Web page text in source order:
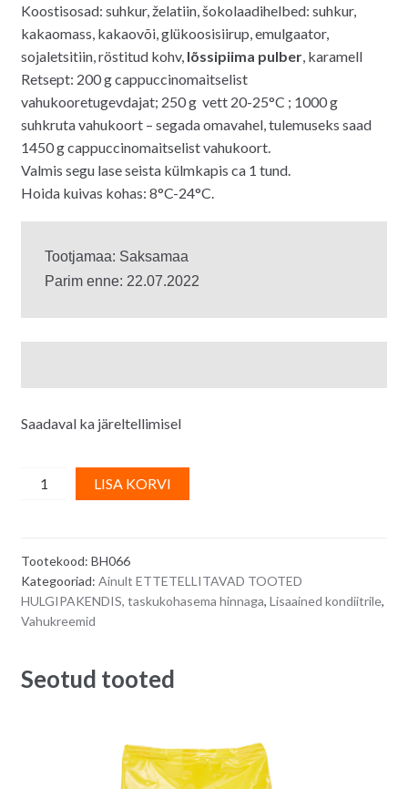
Koostisosad: suhkur, želatiin, šokolaadihelbed: suhkur,
kakaomass, kakaovõi, glükoosisiirup, emulgaator,
sojaletsitiin, röstitud kohv, lõssipiima pulber, karamell
Retsept: 200 g cappuccinomaitselist
vahukooretugevdajat; 250 g vett 20-25°C ; 1000 g
suhkruta vahukoort – segada omavahel, tulemuseks saad
1450 g cappuccinomaitselist vahukoort.
Valmis segu lase seista külmkapis ca 1 tund.
Hoida kuivas kohas: 8°C-24°C.
Tootjamaa: Saksamaa
Saadaval ka järeltellimisel
Cappuccinomaitseline
vahukoore
-
1
kg
LISA KORVI
Tootekood: BH066
Kategooriad: Ainult ETTETELLITAVAD TOOTED
HULGIPAKENDIS, taskukohasema hinnaga, Lisaained kondiitrile,
Vahukreemid
Seotud tooted